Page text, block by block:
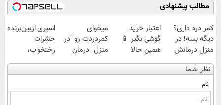
مطالب پیشنهادی
کمر درد داری؟
دیگه بسه! در
منزل درمانش
کن
(◀پرسش‌نامه)
اعتبار خرید
گوشی بگیر 📱
همین حالا
درخواست اعتبار
بده 🎯
میخوای
کمردردت رو "در
منزل" درمان
کنی؟ (◂فیلم +
◂پرسش‌نامه)
اسپری ازبین‌برنده
حشرات
رختخواب،
مناسب برای
مقابله با انواع
نظر شما
نام